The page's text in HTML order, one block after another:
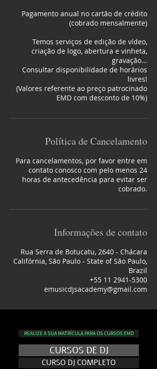
​Pagamento anual no cartão de crédito
(cobrado mensalmente)
Temos serviços de edição de vídeo,
criação de logo, abertura e vinheta,
gravação...
Consultar disponibilidade de horários
livres!
(Valores referente ao preço patrocinado
EMD com desconto de 10%)
Política de Cancelamento
Para cancelamentos, por favor entre em
contato conosco com pelo menos 24
horas de antecedência para evitar ser
Informações de contato
Rua Serra de Botucatu, 2640 - Chácara
Califórnia, São Paulo - State of São Paulo,
Brazil
+55 11 2941-5300
emusicdjsacademy@gmail.com
REALIZE A SUA MATRÍCULA PARA OS CURSOS EMD
CURSOS DE DJ
CURSO DJ COMPLETO